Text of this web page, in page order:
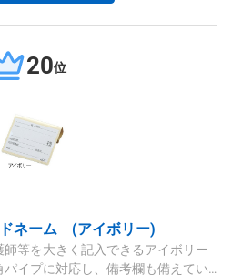
20位
ネーム (アイボリー)
等を大きく記入できるアイボリー
イプに対応し、備考欄も備えてい